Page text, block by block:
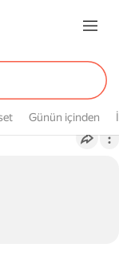
Günün içinden